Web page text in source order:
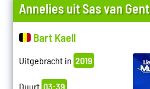
Annelies uit Sas van Gent
Bart Kaell
Uitgebracht in 2019
Duurt 03:39